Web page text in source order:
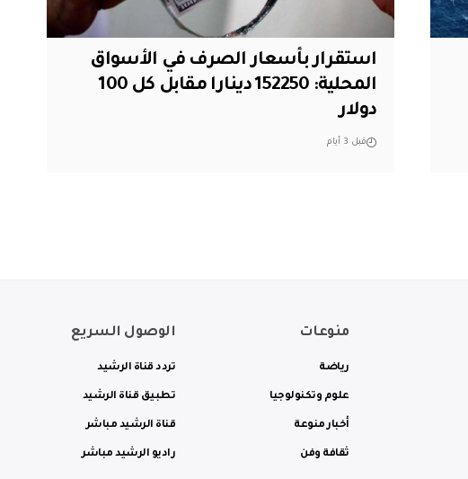
استقرار بأسعار الصرف في الأسواق
المحلية: 152250 دينارا مقابل كل 100
دولار
قبل 3 أيام
منوعات
رياضة
علوم وتكنولوجيا
أخبار منوعة
ثقافة وفن
الوصول السريع
تردد قناة الرشيد
تطبيق قناة الرشيد
قناة الرشيد مباشر
راديو الرشيد مباشر